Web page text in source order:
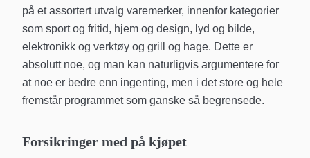
på et assortert utvalg varemerker, innenfor kategorier
som sport og fritid, hjem og design, lyd og bilde,
elektronikk og verktøy og grill og hage. Dette er
absolutt noe, og man kan naturligvis argumentere for
at noe er bedre enn ingenting, men i det store og hele
fremstår programmet som ganske så begrensede.
Forsikringer med på kjøpet